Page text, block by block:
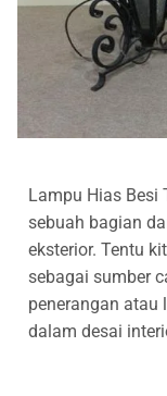
Ornamen
Ranjang Besi
Tiang Lampu
Alat Fitness
Gallery
Lampu Hias Besi
sebuah bagian
eksterior. Tentu
sebagai sumber
penerangan atau
dalam desai